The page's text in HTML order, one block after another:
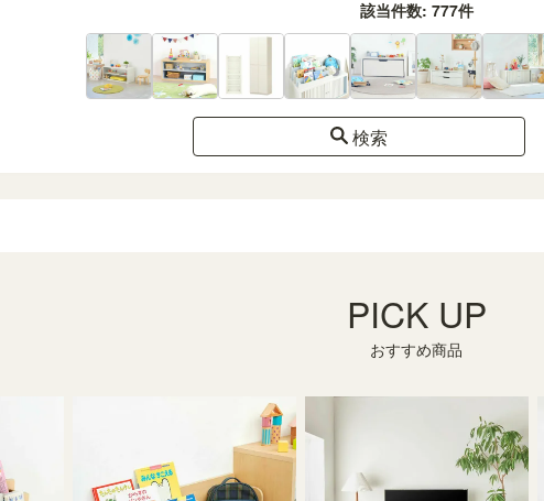
該当件数: 777件
検索
PICK UP
おすすめ商品